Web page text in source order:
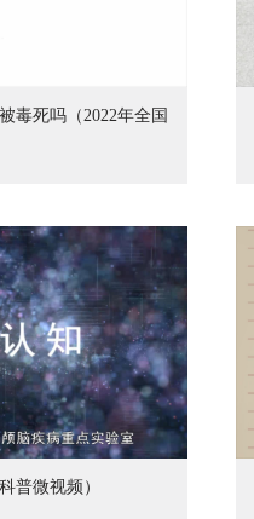
毒死吗（2022年全国
普微视频）